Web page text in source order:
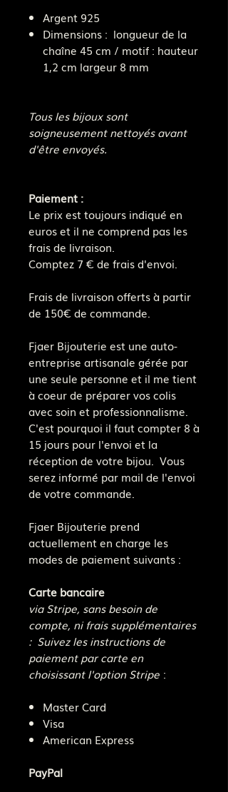
Argent 925
Dimensions : longueur de la
chaîne 45 cm / motif : hauteur
1,2 cm largeur 8 mm
Tous les bijoux sont
soigneusement nettoyés avant
d'être envoyés.
Paiement :
Le prix est toujours indiqué en
euros et il ne comprend pas les
frais de livraison.
Comptez 7 € de frais d'envoi.
Frais de livraison offerts à partir
de 150€ de commande.
Fjaer Bijouterie est une auto-
entreprise artisanale gérée par
une seule personne et il me tient
à coeur de préparer vos colis
avec soin et professionnalisme.
C'est pourquoi il faut compter 8 à
15 jours pour l'envoi et la
réception de votre bijou. Vous
serez informé par mail de l'envoi
de votre commande.
Fjaer Bijouterie prend
actuellement en charge les
modes de paiement suivants :
Carte bancaire
via Stripe, sans besoin de
compte, ni frais supplémentaires
: Suivez les instructions de
paiement par carte en
choisissant l'option Stripe :
Master Card
Visa
American Express
PayPal